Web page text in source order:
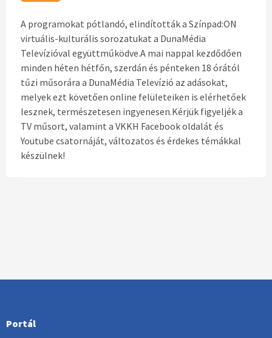
A programokat pótlandó, elindították a Színpad:ON
virtuális-kulturális sorozatukat a DunaMédia
Televízióval együttműködve.A mai nappal kezdődően
minden héten hétfőn, szerdán és pénteken 18 órától
tűzi műsorára a DunaMédia Televízió az adásokat,
melyek ezt követően online felületeiken is elérhetőek
lesznek, természetesen ingyenesen.Kérjük figyeljék a
TV műsort, valamint a VKKH Facebook oldalát és
Youtube csatornáját, változatos és érdekes témákkal
készülnek!
Portál